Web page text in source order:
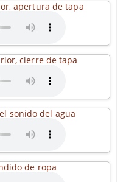
apertura de tapa
cierre de tapa
sonido del agua
de ropa